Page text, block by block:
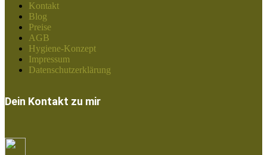
Kontakt
Blog
Preise
AGB
Hygiene-Konzept
Impressum
Datenschutzerklärung
Dein Kontakt zu mir